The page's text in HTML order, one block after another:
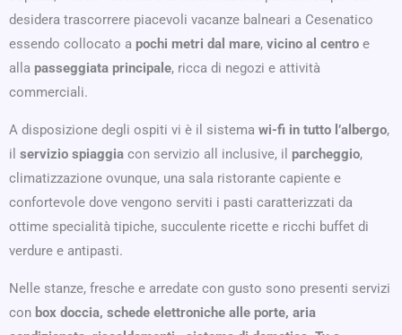
desidera trascorrere piacevoli vacanze balneari a Cesenatico
essendo collocato a pochi metri dal mare, vicino al centro e
alla passeggiata principale, ricca di negozi e attività
commerciali.
A disposizione degli ospiti vi è il sistema wi-fi in tutto l’albergo,
il servizio spiaggia con servizio all inclusive, il parcheggio,
climatizzazione ovunque, una sala ristorante capiente e
confortevole dove vengono serviti i pasti caratterizzati da
ottime specialità tipiche, succulente ricette e ricchi buffet di
verdure e antipasti.
Nelle stanze, fresche e arredate con gusto sono presenti servizi
con box doccia, schede elettroniche alle porte, aria